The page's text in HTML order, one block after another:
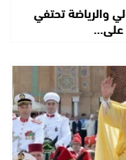
والرياضة تحتفي
على…